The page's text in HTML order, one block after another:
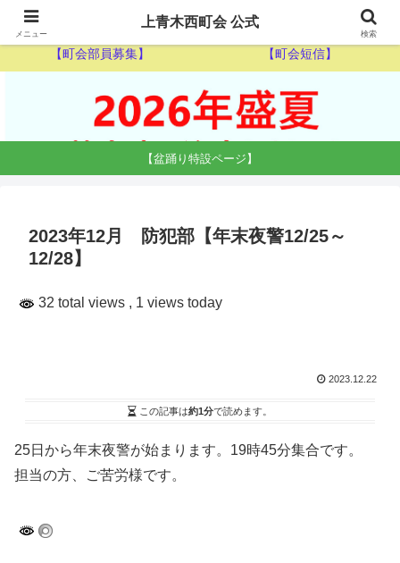
【ゴミ収集カレンダー】 【休日当番医】
【町会部員募集】 【町会短信】
【盆踊り特設ページ】
2023年12月 防犯部【年末夜警12/25～
12/28】
32 total views , 1 views today
2023.12.22
この記事は約1分で読めます。
25日から年末夜警が始まります。19時45分集合です。
担当の方、ご苦労様です。
メニュー
上青木西町会 公式
検索